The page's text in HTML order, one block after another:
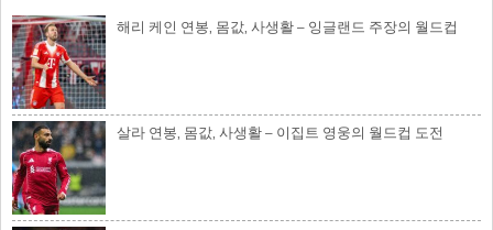
해리 케인 연봉, 몸값, 사생활 – 잉글랜드 주장의 월드컵
살라 연봉, 몸값, 사생활 – 이집트 영웅의 월드컵 도전